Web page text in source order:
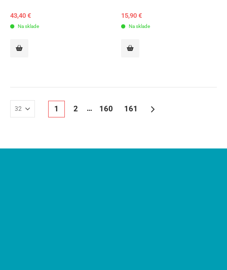
43,40 €
Na sklade
15,90 €
Na sklade
1 2 … 160 161